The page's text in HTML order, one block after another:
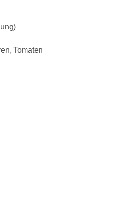
Tomaten